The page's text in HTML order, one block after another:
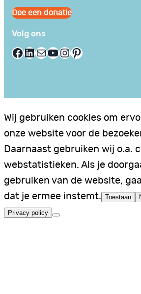
Doe een donatie
Volg ons
Facebook LinkedIn E-mail YouTube InstagramPinterest
Wij gebruiken cookies om
onze website voor de
Daarnaast gebruiken wij o.a.
webstatistieken. Als je
gebruiken van de website,
dat je ermee instemt. Toestaan
Privacy policy